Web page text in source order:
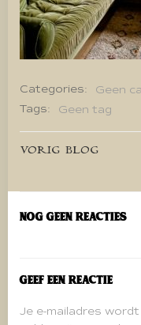
Categories:
Geen
Tags:
Geen tag
Bericht
navigatie
VORIG BLOG
Nog geen reacties
Geef een reactie
Je e-mailadres